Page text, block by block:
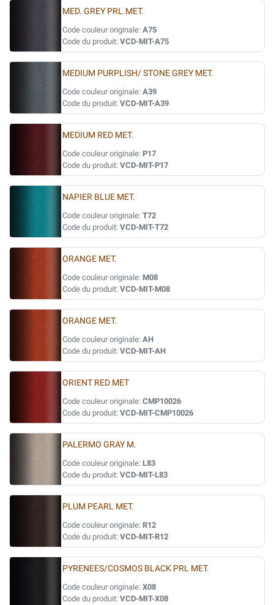
MED. GREY PRL.MET.
Code couleur originale: A75
Code du produit: VCD-MIT-A75
MEDIUM PURPLISH/ STONE GREY MET.
Code couleur originale: A39
Code du produit: VCD-MIT-A39
MEDIUM RED MET.
Code couleur originale: P17
Code du produit: VCD-MIT-P17
NAPIER BLUE MET.
Code couleur originale: T72
Code du produit: VCD-MIT-T72
ORANGE MET.
Code couleur originale: M08
Code du produit: VCD-MIT-M08
ORANGE MET.
Code couleur originale: AH
Code du produit: VCD-MIT-AH
ORIENT RED MET
Code couleur originale: CMP10026
Code du produit: VCD-MIT-CMP10026
PALERMO GRAY M.
Code couleur originale: L83
Code du produit: VCD-MIT-L83
PLUM PEARL MET.
Code couleur originale: R12
Code du produit: VCD-MIT-R12
PYRENEES/COSMOS BLACK PRL MET.
Code couleur originale: X08
Code du produit: VCD-MIT-X08